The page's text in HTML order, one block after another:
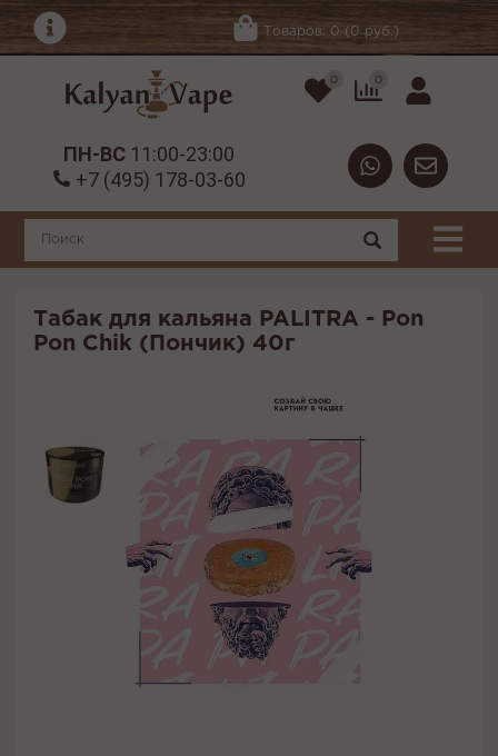
Товаров: 0 (0 руб.)
0 0
ПН-ВС 11:00-23:00
+7 (495) 178-03-60
Табак для кальяна PALITRA - Pon
Pon Chik (Пончик) 40г